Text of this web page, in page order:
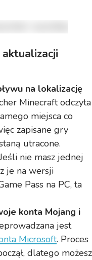
aktualizacji
na lokalizację
Minecraft odczyta
miejsca co
zapisane gry
utracone.
nie masz jednej
je na wersji
Pass na PC, ta
konta Mojang i
jest
Microsoft. Proces
dlatego możesz